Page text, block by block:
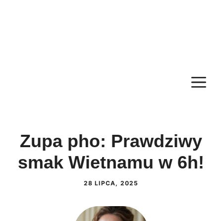
Zupa pho: Prawdziwy
smak Wietnamu w 6h!
28 LIPCA, 2025